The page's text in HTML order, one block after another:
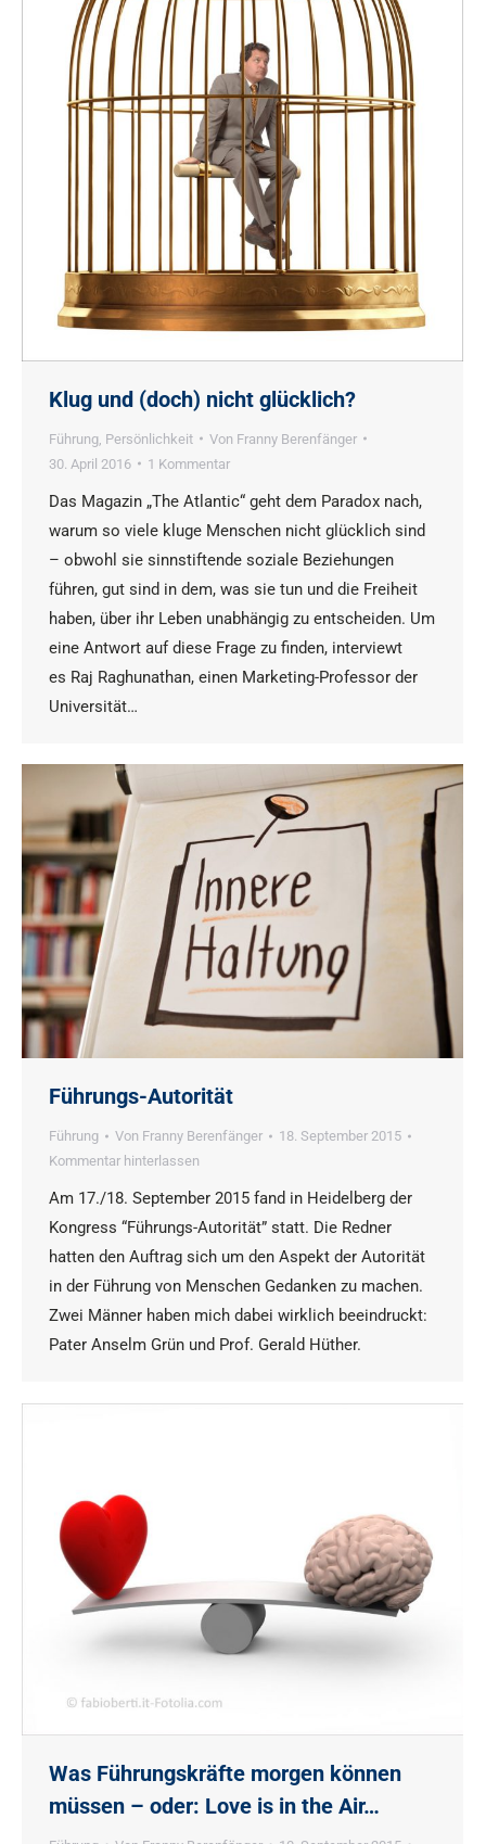
Klug und (doch) nicht glücklich?
Führung Persönlichkeit Von Franny Berenfänger
30. April 2016
1 Kommentar
Das Magazin „The Atlantic“ geht dem Paradox nach,
warum so viele kluge Menschen nicht glücklich sind
– obwohl sie sinnstiftende soziale Beziehungen
führen, gut sind in dem, was sie tun und die Freiheit
haben, über ihr Leben unabhängig zu entscheiden. Um
eine Antwort auf diese Frage zu finden, interviewt
es Raj Raghunathan, einen Marketing-Professor der
Universität…
Führungs-Autorität
Führung Von Franny Berenfänger
18. September 2015
Kommentar hinterlassen
Am 17./18. September 2015 fand in Heidelberg der
Kongress “Führungs-Autorität” statt. Die Redner
hatten den Auftrag sich um den Aspekt der Autorität
in der Führung von Menschen Gedanken zu machen.
Zwei Männer haben mich dabei wirklich beeindruckt:
Pater Anselm Grün und Prof. Gerald Hüther.
Was Führungskräfte morgen können
müssen – oder: Love is in the Air…